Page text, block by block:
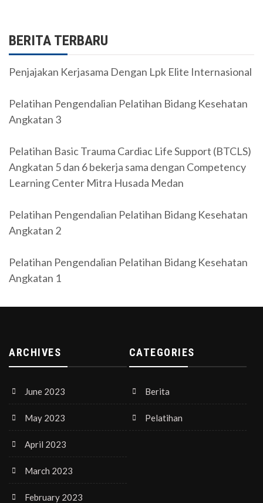
BERITA TERBARU
Penjajakan Kerjasama Dengan Lpk Elite Internasional
Pelatihan Pengendalian Pelatihan Bidang Kesehatan
Angkatan 3
Pelatihan Basic Trauma Cardiac Life Support (BTCLS)
Angkatan 5 dan 6 bekerja sama dengan Competency
Learning Center Mitra Husada Medan
Pelatihan Pengendalian Pelatihan Bidang Kesehatan
Angkatan 2
Pelatihan Pengendalian Pelatihan Bidang Kesehatan
Angkatan 1
ARCHIVES
June 2023
May 2023
April 2023
March 2023
February 2023
CATEGORIES
Berita
Pelatihan